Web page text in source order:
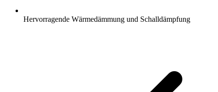
Hervorragende Wärmedämmung und Schalldämpfung